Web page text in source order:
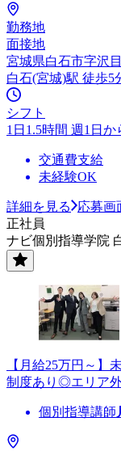
勤務地
面接地
宮城県白石市字沢
白石(宮城)駅 徒歩5
シフト
1日1.5時間 週1日か
交通費支給
未経験OK
詳細を見る
応募画
正社員
ナビ個別指導学院
【月給25万円～
制度あり◎エリア
個別指導講師